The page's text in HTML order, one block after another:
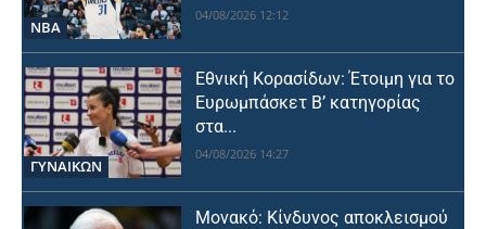
NBA
04/08/2026 12:12
ΓΥΝΑΙΚΩΝ
Εθνική Κορασίδων: Έτοιμη για το
Ευρωμπάσκετ Β’ κατηγορίας
στα...
04/08/2026 14:27
Μονακό: Κίνδυνος αποκλεισμού